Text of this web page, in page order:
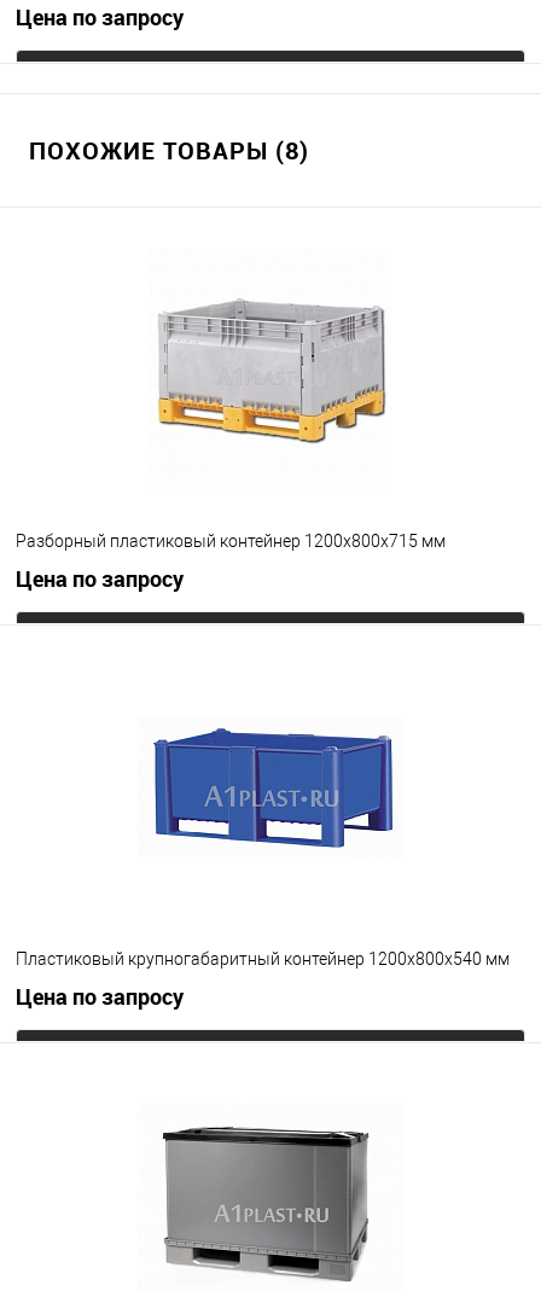
Цена по запросу
В избранное
ПОХОЖИЕ ТОВАРЫ (8)
Разборный пластиковый контейнер 1200х800х715 мм
Цена по запросу
Опорные элементы
Пластиковый крупногабаритный контейнер 1200х800х540 мм
Цена по запросу
Под заказ